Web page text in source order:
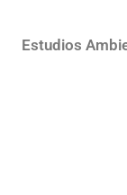
Estudios